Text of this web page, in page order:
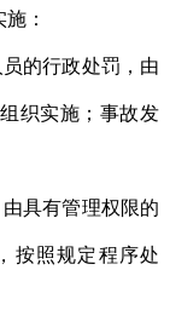
：
的行政处罚，由
织实施；事故发
具有管理权限的
按照规定程序处